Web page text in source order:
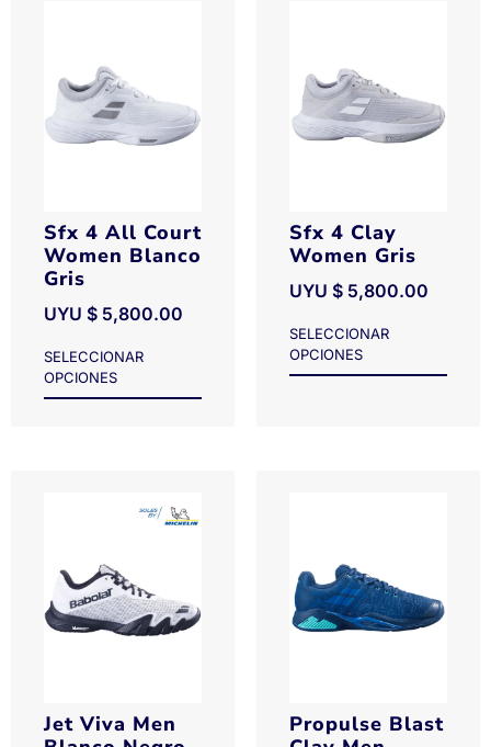
Sfx 4 All Court
Women Blanco
Gris
UYU $ 5,800.00
SELECCIONAR
OPCIONES
Sfx 4 Clay
Women Gris
UYU $ 5,800.00
SELECCIONAR
OPCIONES
Jet Viva Men
Propulse Blast